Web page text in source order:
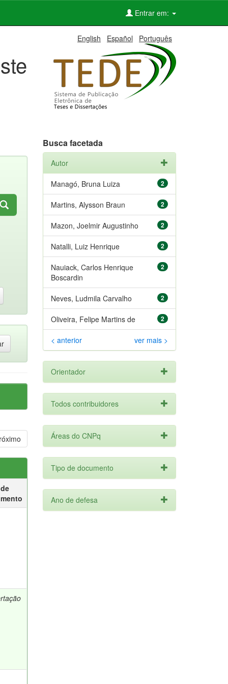
Entrar em:
English Español Português
Busca facetada
Autor
2
Managó, Bruna Luiza
2
Martins, Alysson Braun
2
Mazon, Joelmir Augustinho
2
Natalli, Luiz Henrique
2
Nauiack, Carlos Henrique
Boscardin
2
Neves, Ludmila Carvalho
2
Oliveira, Felipe Martins de
< anterior ver mais >
Orientador
Todos contribuidores
Áreas do CNPq
Tipo de documento
Ano de defesa